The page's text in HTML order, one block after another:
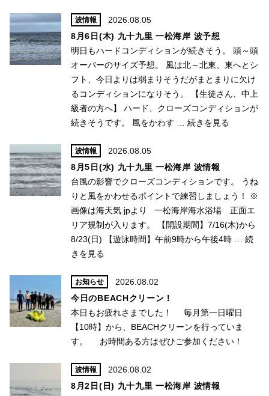
波情報
2026.08.05
8月6日(木) 九十九里 一松海岸 波予想
明日もハードコンディションが続きそう。 頭～頭
オーバーのサイズ予想。 風は北～北東、東へとシ
フト、今日よりは弱まりそうだがまとまりに欠け
るコンディションになりそう。 【生徒さん、中上
級者の方へ】 ハード、クローズコンディションが
続きそうです。 風をかわす … 続きを見る
波情報
2026.08.05
8月5日(水) 九十九里 一松海岸 波情報
台風の影響でクローズコンディションです。 うね
りと風をかわせるポイントで練習しましょう！ ※
画像は海天気.jpより 一松海岸海水浴場 正面エ
リア規制が入ります。 【開設期間】7/16(木)から
8/23(日) 【遊泳時間】午前9時から午後4時 … 続
きを見る
お知らせ
2026.08.02
今日のBEACHクリーン！
本日もお疲れさまでした！ 毎月第一日曜日
【10時】から、BEACHクリーンを行っていま
す。 お時間ある方はぜひご参加ください！
波情報
2026.08.02
8月2日(日) 九十九里 一松海岸 波情報